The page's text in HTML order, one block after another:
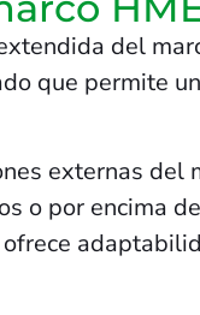
del
que permite
externas del
o por encima